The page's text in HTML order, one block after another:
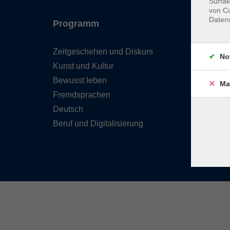
Programm
Zeitgeschehen und Diskurs
Kunst und Kultur
Bewusst leben
Fremdsprachen
Deutsch
Beruf und Digitalisierung
von